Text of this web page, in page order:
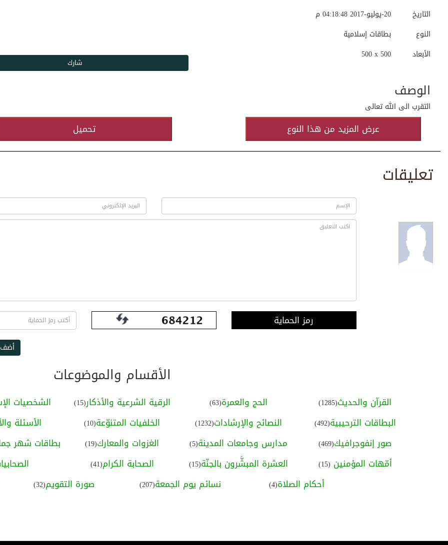
20-يوليو-2017 04:18:48 م
التاريخ
بطاقات إسلامية
النوع
500 x 500
الأبعاد
الوصف
التقرب الى الله تعالى
تحميل عرض المزيد من هذا النوع
تعليقات
رمز الحماية
الأقسام والموضوعات
القرآن والحديث(1285) الحج والعمرة(63) الرقية الشرعية والأذكار(15) الشخصيات
البطاقات الترحيبية(492) النصائح والإرشادات(1232) الخلفيات المتنوّعة(10) الأسئلة
صور إنفوجرافيك(469) مدارس وجامعات المدينة(5) الغزوات والمعارك(19) بطاقات شهر
أمّهات المؤمنين (15) العشرة المبشَّرون بالجنّة(15) الصحابة الكرام(41)
أحكام الصلاة(4) نسائم يوم الجمعة(207) صورة التقويم(32)